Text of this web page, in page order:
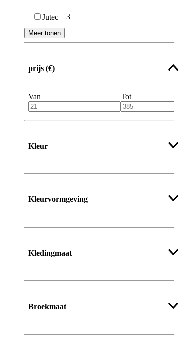
Jutec 3
Meer tonen
prijs (€)
Van Tot
Kleur
Kleurvormgeving
Kledingmaat
Broekmaat